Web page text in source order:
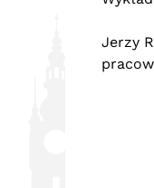
Jerzy